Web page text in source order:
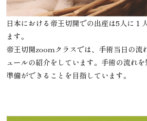
日本における帝王切開での出産は5人に１
ます。
帝王切開zoomクラスでは、手術当日の流
ュールの紹介をしています。手術の流れ
準備ができることを目指しています。